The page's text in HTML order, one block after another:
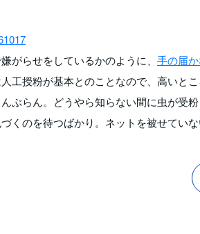
がらせをしているかのように、 手の届
工授粉が基本とのことなので、高いと
ぶらん。どうやら知らない間に虫が受粉
くのを待つばかり。ネットを被せていな